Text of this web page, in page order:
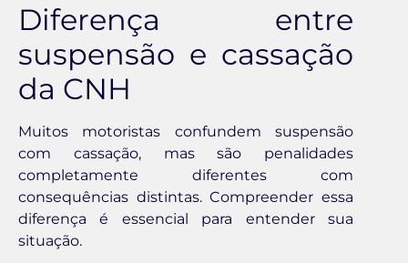
Diferença entre
suspensão e cassação
da CNH
Muitos motoristas confundem suspensão
com cassação, mas são penalidades
completamente diferentes com
consequências distintas. Compreender essa
diferença é essencial para entender sua
situação.